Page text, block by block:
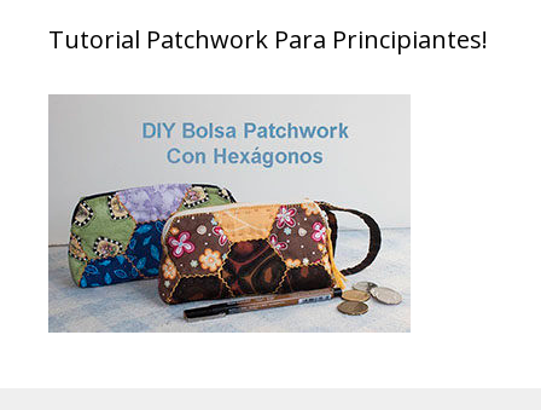
Tutorial Patchwork Para Principiantes!